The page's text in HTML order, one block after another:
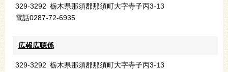
329-3292 栃木県那須郡那須町大字寺子丙3-13
電話0287-72-6935
広報広聴係
329-3292 栃木県那須郡那須町大字寺子丙3-13